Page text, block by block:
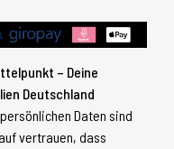
– Deine
Deutschland
Daten sind
vertrauen, dass